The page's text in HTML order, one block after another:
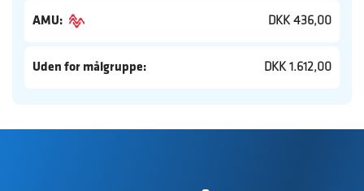
AMU: DKK 436,00
Uden for målgruppe: DKK 1.612,00